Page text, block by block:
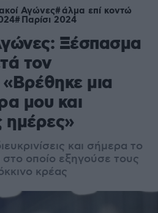
Αγώνες άλμα επί κοντώ
Παρίσι 2024
Ξέσπασμα
τον
μια
μου και
ημέρες»
και σήμερα το
οποίο εξηγούσε τους
κρέας